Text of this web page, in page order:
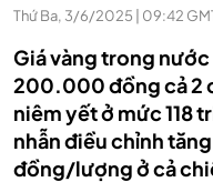
Thứ Ba, 3/6/2025 | 09:42
Giá vàng trong
200.000 đồng cả 2
niêm yết ở mức 118
nhẫn điều chỉnh
đồng/lượng ở cả